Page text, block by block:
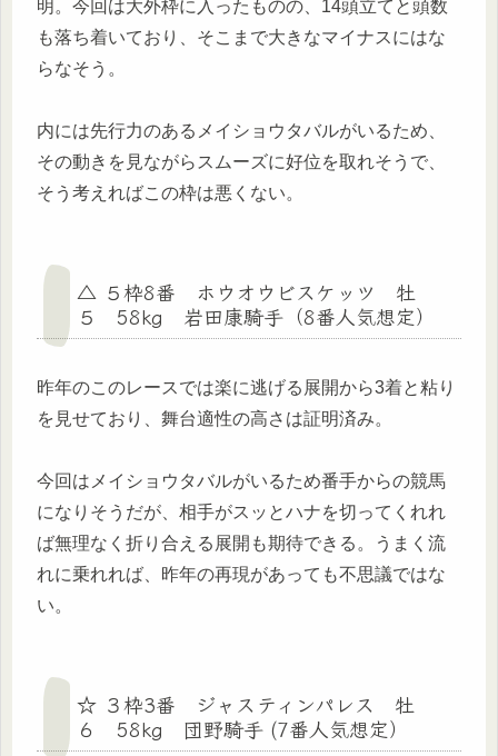
明。今回は大外枠に入ったものの、14頭立てと頭数
も落ち着いており、そこまで大きなマイナスにはな
らなそう。
内には先行力のあるメイショウタバルがいるため、
その動きを見ながらスムーズに好位を取れそうで、
そう考えればこの枠は悪くない。
△ ５枠8番 ホウオウビスケッツ 牡
５ 58kg 岩田康騎手（8番人気想定）
昨年のこのレースでは楽に逃げる展開から3着と粘り
を見せており、舞台適性の高さは証明済み。
今回はメイショウタバルがいるため番手からの競馬
になりそうだが、相手がスッとハナを切ってくれれ
ば無理なく折り合える展開も期待できる。うまく流
れに乗れれば、昨年の再現があっても不思議ではな
い。
☆ ３枠3番 ジャスティンパレス 牡
６ 58kg 団野騎手 (7番人気想定）